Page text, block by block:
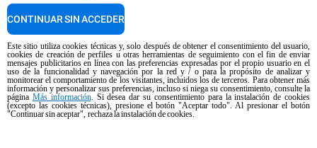
variedad del menú ni a la precisión de la cocción. Los
mejoreshornos mixtos compactos industriales
entornos deben ser flexibles, ocupar poco espacio e
intuitivos de usar en un servicio à la carte de ritmo
acelerado.
Unox ha diseñado cada detalle deCHEFTOP MIND.Maps™
COMPACTpara responder exactamente a estas
Este sitio utiliza cookies técnicas y, solo después de obtener el consentimiento del usuario,
cookies de creación de perfiles u otras herramientas de seguimiento con el fin de enviar
mensajes publicitarios en línea con las preferencias expresadas por el propio usuario en el
uso de la funcionalidad y navegación por la red y / o para la propósito de analizar y
monitorear el comportamiento de los visitantes, incluidos los de terceros. Para obtener más
información y personalizar sus preferencias, incluso si niega su consentimiento, consulte la
página Más información. Si desea dar su consentimiento para la instalación de cookies
(excepto las cookies técnicas), presione el botón "Aceptar todo". Al presionar el botón
"Continuar sin aceptar", rechaza la instalación de cookies.
CONTINUAR SIN ACCEDER